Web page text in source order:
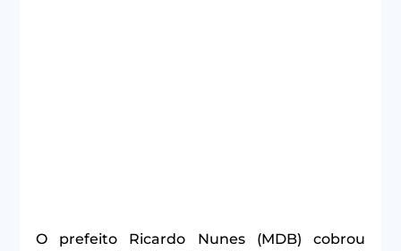
O prefeito Ricardo Nunes (MDB) cobrou